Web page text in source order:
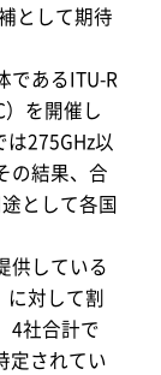
として期待
であるITU-R
を開催し
275GHz以
の結果、合
として各国
供している
に対して割
4社合計で
定されてい